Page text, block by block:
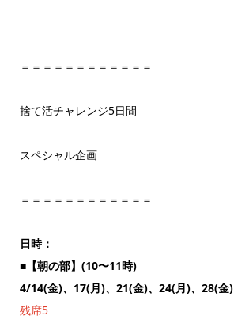
＝＝＝＝＝＝＝＝＝＝＝＝
捨て活チャレンジ5日間
スペシャル企画
＝＝＝＝＝＝＝＝＝＝＝＝
日時：
■【朝の部】(10〜11時)
4/14(金)、17(月)、21(金)、24(月)、28(金)
残席5